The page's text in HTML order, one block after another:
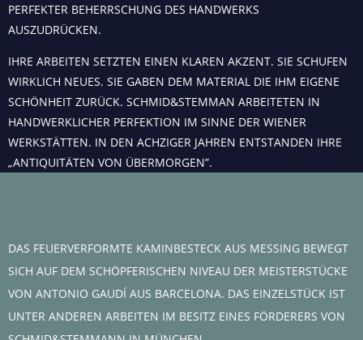
PERFEKTER BEHERRSCHUNG DES HANDWERKS
AUSZUDRÜCKEN.
IHRE ARBEITEN SETZTEN EINEN KLAREN AKZENT. SIE SCHUFEN
WIRKLICH NEUES. SIE GABEN DEM MATERIAL DIE IHM EIGENE
SCHÖNHEIT ZURÜCK. SCHMID&STEMMAN ARBEITETEN IN
HANDWERKLICHER PERFEKTION IM SINNE DER WIENER
WERKSTÄTTEN. IN DEN ACHZIGER JAHREN ENTSTANDEN IHRE
„ANTIQUITÄTEN VON ÜBERMORGEN”.
DAS FEUERVERFORMTE KAMINBESTECK AUS MESSING BEWEGT
SICH AUF DEM SCHÖPFERISCHEN NIVEAU DER MEISTERSTÜCKE
VON ANTONIO GAUDÍ AUS BARCELONA. DAS EINZELSTÜCK IST
UNTER ANDEREN ARBEITEN IM BESITZ EINES FÖRDERERS VON